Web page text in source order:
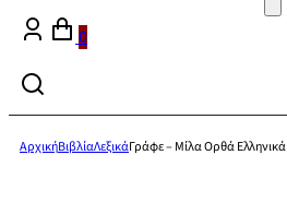
0
ΑρχικήΒιβλίαΛεξικάΓράφε – Μίλα Ορθά Ελληνικά